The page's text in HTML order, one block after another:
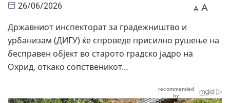
26/06/2026 A A
Државниот инспекторат за градежништво и
урбанизам (ДИГУ) ќе спроведе присилно рушење на
бесправен објект во старото градско јадро на
Охрид, откако сопственикот…